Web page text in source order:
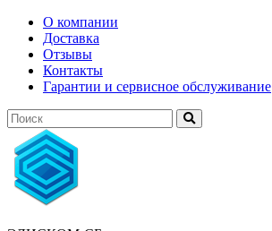
О компании
Доставка
Отзывы
Контакты
Гарантии и сервисное обслуживание